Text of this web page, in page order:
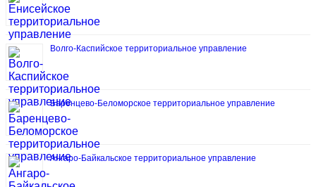
Волго-Каспийское территориальное управление
Баренцево-Беломорское территориальное управление
Ангаро-Байкальское территориальное управление